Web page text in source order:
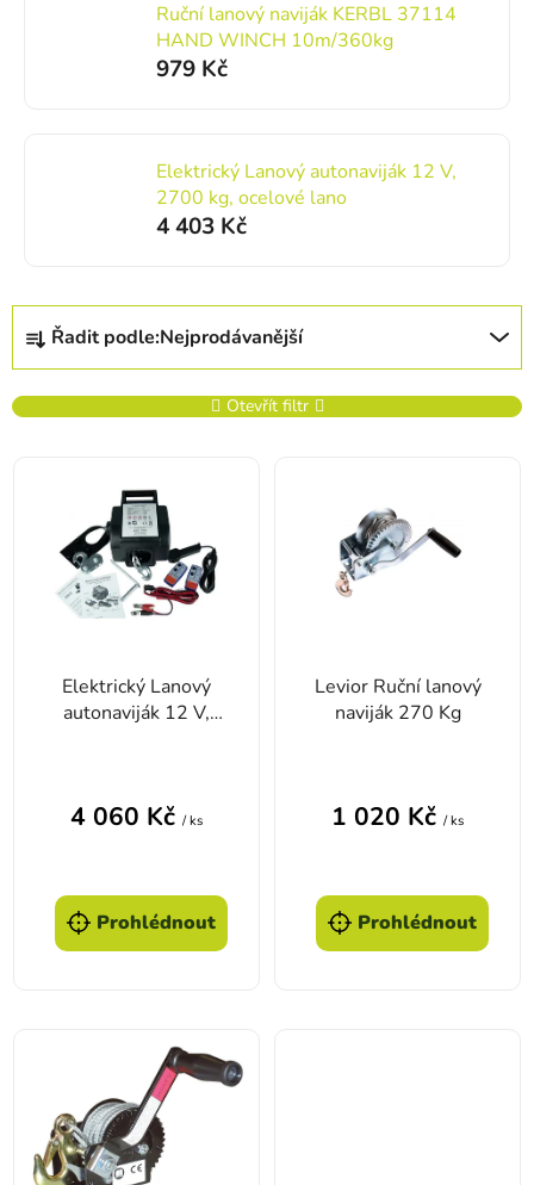
Ruční lanový naviják KERBL 37114
HAND WINCH 10m/360kg
979 Kč
Elektrický Lanový autonaviják 12 V,
2700 kg, ocelové lano
4 403 Kč
Řazení produktů
Řadit podle:Nejprodávanější
Otevřít filtr
Elektrický Lanový
autonaviják 12 V,
4 060 Kč / ks
Prohlédnout
Levior Ruční lanový
naviják 270 Kg
1 020 Kč / ks
Prohlédnout